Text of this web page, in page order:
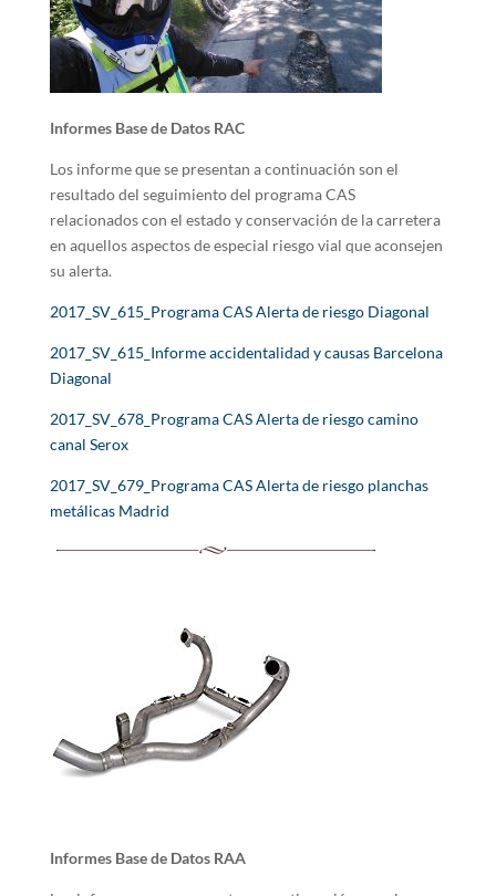
Informes Base de Datos RAC
Los informe que se presentan a continuación son el
resultado del seguimiento del programa CAS
relacionados con el estado y conservación de la carretera
en aquellos aspectos de especial riesgo vial que aconsejen
su alerta.
2017_SV_615_Programa CAS Alerta de riesgo Diagonal
2017_SV_615_Informe accidentalidad y causas Barcelona
Diagonal
2017_SV_678_Programa CAS Alerta de riesgo camino
canal Serox
2017_SV_679_Programa CAS Alerta de riesgo planchas
metálicas Madrid
Informes Base de Datos RAA